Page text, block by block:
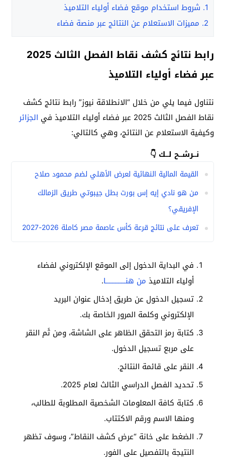
1. شروط استخدام موقع فضاء أولياء التلاميذ
2. مميزات الاستعلام عن النتائج عبر منصة فضاء
رابط نتائج كشف نقاط الفصل الثالث 2025
عبر فضاء أولياء التلاميذ
نتناول فيما يلي من خلال “الانطلاقة نيوز” رابط نتائج كشف
نقاط الفصل الثالث 2025 عبر فضاء أولياء التلاميذ في
الجزائر
وكيفية الاستعلام عن النتائج، وهي كالتالي:
نــرشــح لــك 👇
القيمة المالية النهائية لعرض الأهلي لضم محمود صلاح
من هو نادي إيه إس بورت بطل جيبوتي طريق الزمالك
الإفريقي؟
تعرف على نتائج قرعة كأس عاصمة مصر كاملة 2026-2027
في البداية الدخول إلى الموقع الإلكتروني لفضاء
أولياء التلاميذ من هنـــــــــــــا.
تسجيل الدخول عن طريق إدخال عنوان البريد
الإلكتروني وكلمة المرور الخاصة بك.
كتابة رمز التحقق الظاهر على الشاشة، ومن ثَم النقر
على مربع تسجيل الدخول.
النقر على قائمة النتائج.
تحديد الفصل الدراسي الثالث لعام 2025.
كتابة كافة المعلومات الشخصية المطلوبة للطالب،
ومنها الاسم ورقم الاكتتاب.
الضغط على خانة “عرض كشف النقاط”، وسوف تظهر
النتيجة بالتفصيل على الفور.